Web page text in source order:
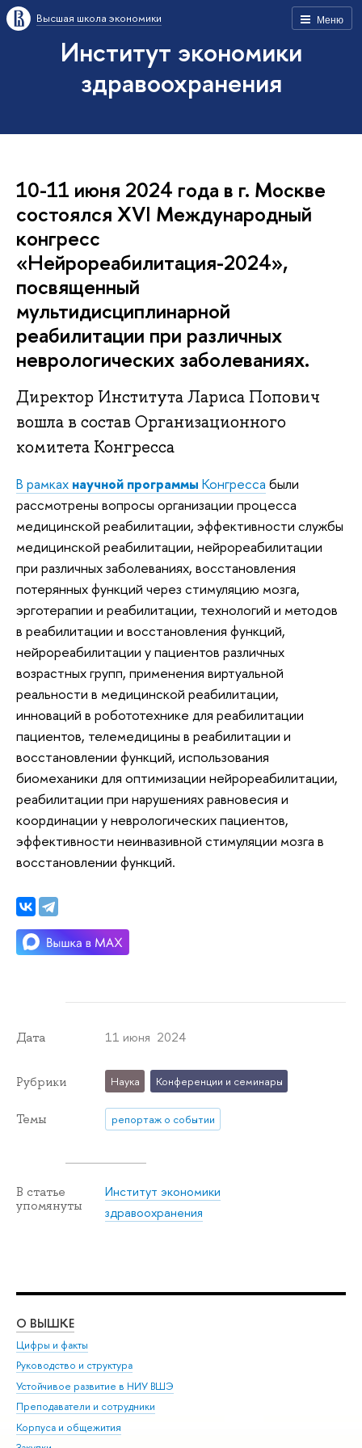
Меню
Высшая школа экономики
Институт экономики
здравоохранения
10-11 июня 2024 года в г. Москве
состоялся XVI Международный
конгресс
«Нейрореабилитация-2024»,
посвященный
мультидисциплинарной
реабилитации при различных
неврологических заболеваниях.
Директор Института Лариса Попович
вошла в состав Организационного
комитета Конгресса
В рамках научной программы Конгресса были
рассмотрены вопросы организации процесса
медицинской реабилитации, эффективности службы
медицинской реабилитации, нейрореабилитации
при различных заболеваниях, восстановления
потерянных функций через стимуляцию мозга,
эрготерапии и реабилитации, технологий и методов
в реабилитации и восстановления функций,
нейрореабилитации у пациентов различных
возрастных групп, применения виртуальной
реальности в медицинской реабилитации,
инноваций в робототехнике для реабилитации
пациентов, телемедицины в реабилитации и
восстановлении функций, использования
биомеханики для оптимизации нейрореабилитации,
реабилитации при нарушениях равновесия и
координации у неврологических пациентов,
эффективности неинвазивной стимуляции мозга в
восстановлении функций.
Дата 11 июня 2024
Рубрики Наука Конференции и семинары
Темы репортаж о событии
В статье
упомянуты
Институт экономики
здравоохранения
О ВЫШКЕ
Цифры и факты
Руководство и структура
Устойчивое развитие в НИУ ВШЭ
Преподаватели и сотрудники
Корпуса и общежития